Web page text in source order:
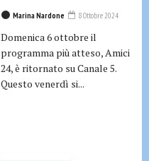
Marina Nardone 8 Ottobre 2024
Domenica 6 ottobre il
programma più atteso, Amici
24, è ritornato su Canale 5.
Questo venerdì si...